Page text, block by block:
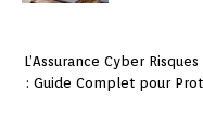
L’Assurance Cyber
: Guide Complet pour